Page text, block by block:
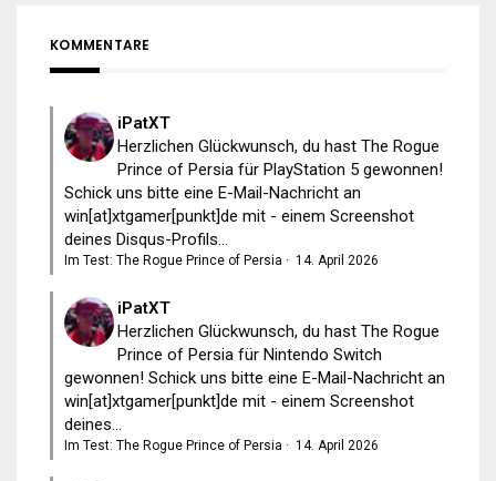
KOMMENTARE
iPatXT
Herzlichen Glückwunsch, du hast The Rogue
Prince of Persia für PlayStation 5 gewonnen!
Schick uns bitte eine E-Mail-Nachricht an
win[at]xtgamer[punkt]de mit - einem Screenshot
deines Disqus-Profils...
Im Test: The Rogue Prince of Persia · 14. April 2026
iPatXT
Herzlichen Glückwunsch, du hast The Rogue
Prince of Persia für Nintendo Switch
gewonnen! Schick uns bitte eine E-Mail-Nachricht an
win[at]xtgamer[punkt]de mit - einem Screenshot
deines...
Im Test: The Rogue Prince of Persia · 14. April 2026